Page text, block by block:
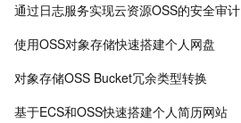
通过日志服务实现云资源OSS的安全审计
使用OSS对象存储快速搭建个人网盘
对象存储OSS Bucket冗余类型转换
基于ECS和OSS快速搭建个人简历网站